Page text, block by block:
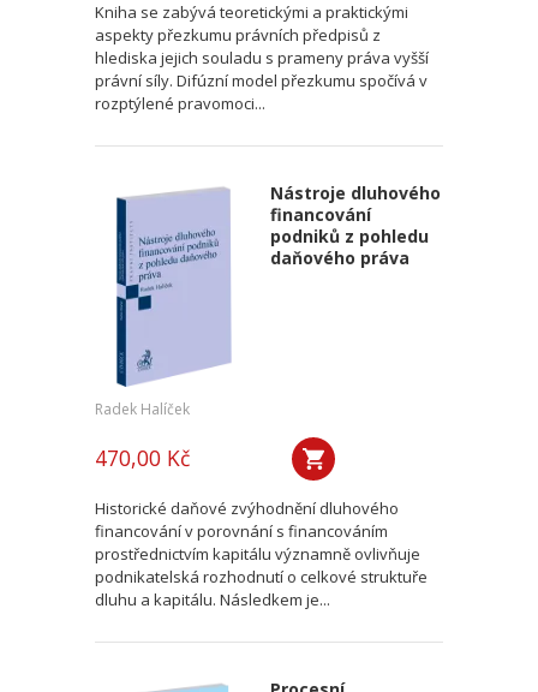
Kniha se zabývá teoretickými a praktickými
aspekty přezkumu právních předpisů z
hlediska jejich souladu s prameny práva vyšší
právní síly. Difúzní model přezkumu spočívá v
rozptýlené pravomoci...
Nástroje dluhového
financování
podniků z pohledu
daňového práva
Radek Halíček
470,00 Kč
Historické daňové zvýhodnění dluhového
financování v porovnání s financováním
prostřednictvím kapitálu významně ovlivňuje
podnikatelská rozhodnutí o celkové struktuře
dluhu a kapitálu. Následkem je...